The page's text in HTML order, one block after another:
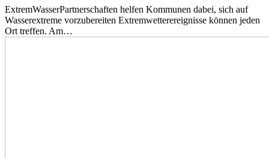
ExtremWasserPartnerschaften helfen Kommunen dabei, sich auf
Wasserextreme vorzubereiten Extremwetterereignisse können jeden
Ort treffen. Am…